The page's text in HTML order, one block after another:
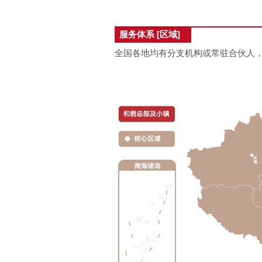
服务体系 [区域]
全国各地均有分支机构或常驻合伙人